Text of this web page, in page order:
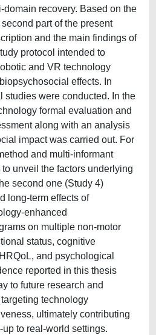
recovery. Based on the
part of the present
and the main findings of
protocol intended to
and VR technology
effects. In
studies were conducted. In the
formal evaluation and
along with an analysis
impact was carried out. For
and multi-informant
unveil the factors underlying
second one (Study 4)
long-term effects of
enhanced
on multiple non-motor
status, cognitive
and psychological
reported in this thesis
to future research and
technology
ultimately contributing
to real-world settings.